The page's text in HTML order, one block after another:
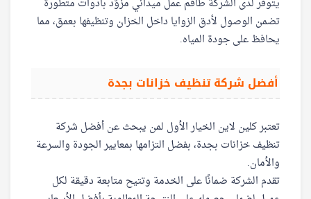
يتوفر لدى الشركة طاقم عمل ميداني مزوّد بأدوات متطورة
تضمن الوصول لأدق الزوايا داخل الخزان وتنظيفها بعمق، مما
يحافظ على جودة المياه.
أفضل شركة تنظيف خزانات بجدة
تعتبر كلين لاين الخيار الأول لمن يبحث عن أفضل شركة
تنظيف خزانات بجدة، بفضل التزامها بمعايير الجودة والسرعة
والأمان.
تقدم الشركة ضمانًا على الخدمة وتتيح متابعة دقيقة لكل